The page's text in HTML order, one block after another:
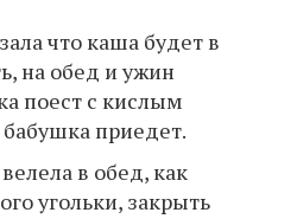
что каша будет в
на обед и ужин
поест с кислым
приедет.
в обед, как
угольки, закрыть